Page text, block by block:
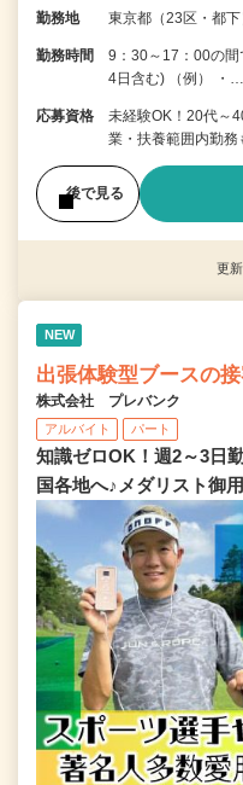
勤務地 東京都（23区・都
勤務時間
9：30～17：00の
4日含む) （例） ・…
応募資格
未経験OK！20代～
業・扶養範囲内勤務
後で見る
更
NEW
出張体験型ブースの
株式会社 プレバンク
アルバイト パート
知識ゼロOK！週2～3日
国各地へ♪メダリスト御